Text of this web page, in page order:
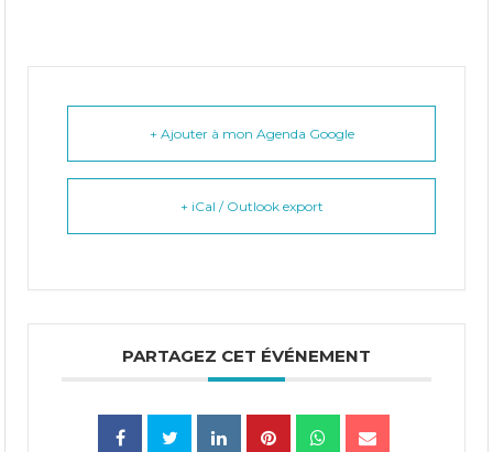
+ Ajouter à mon Agenda Google
+ iCal / Outlook export
PARTAGEZ CET ÉVÉNEMENT